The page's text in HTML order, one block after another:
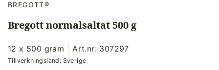
BREGOTT®
Bregott normalsaltat 500 g
12 x 500 gram Art.nr: 307297
Tillverkningsland: Sverige